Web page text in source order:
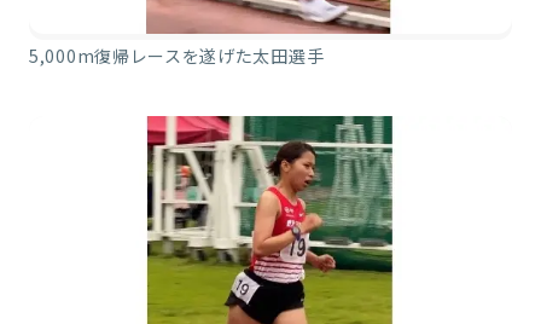
5,000m復帰レースを遂げた太田選手